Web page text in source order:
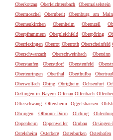
Oberkotzau
Oberleichtersbach Obermaiselstein
Obermoschel
Obernbreit Obernburg am Main
Oberneukirchen
Obernheim Obernzell
Oberpframmern
Oberpleichfeld Oberpöring
Oberriexingen Oberrot Oberroth Oberscheinfeld
Oberschwarzach
Oberschweinbach Obersinn
Oberstaufen
Oberstdorf Oberstenfeld
Oberteuringen
Oberthal Oberthulba
Oberwolfach Obing Obrigheim Ochsenfurt
Oettingen in Bayern Offenau Offenbach
Ofterschwang
Oftersheim Oggelshausen
Öhringen
Ölbronn-Dürrn Olching
Oppenheim
Oppenweiler Ornbau Orsingen-
Ostelsheim
Osterberg Osterburken Osterhofen